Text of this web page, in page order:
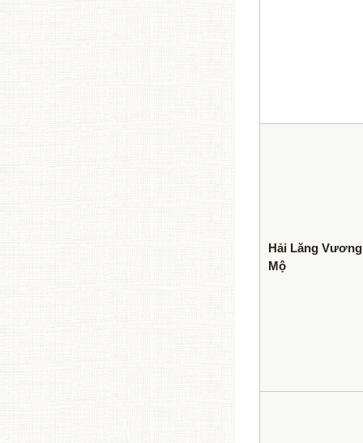
Hải Lăng Vương
Mộ